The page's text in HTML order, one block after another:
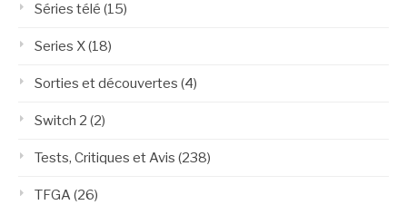
Séries télé (15)
Series X(18)
Sorties et découvertes (4)
Switch 2 (2)
Tests, Critiques et Avis (238)
TFGA(26)